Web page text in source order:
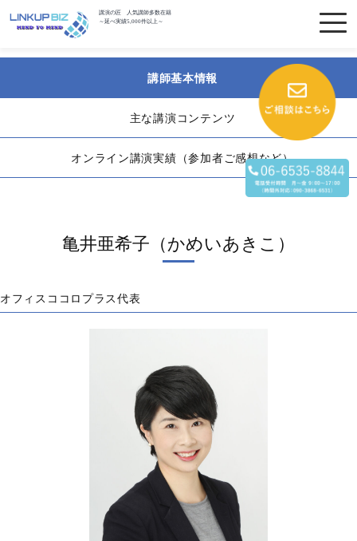
講演の匠 人気講師多数在籍
～延べ実績5,000件以上～
講師基本情報
主な講演コンテンツ
オンライン講演実績（参加者ご感想など）
亀井亜希子（かめいあきこ）
オフィスココロプラス代表